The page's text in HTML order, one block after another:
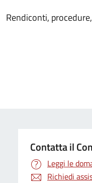
Rendiconti,
Contatta il
Leggi le
Richiedi